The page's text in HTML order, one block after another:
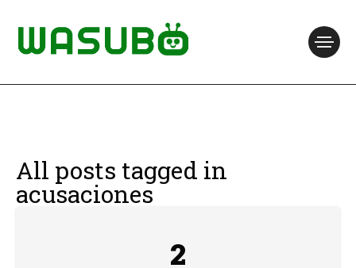
All posts tagged in
acusaciones
2